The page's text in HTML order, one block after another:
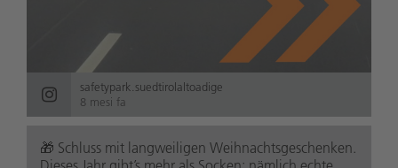
safetypark.suedtirolaltoadige
8 mesi fa
🎁 Schluss mit langweiligen Weihnachtsgeschenken.